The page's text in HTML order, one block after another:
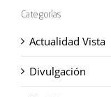
Categorías
Actualidad Vista
Divulgación